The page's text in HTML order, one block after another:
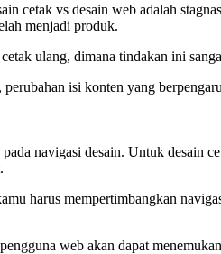
cetak vs desain web adalah
menjadi produk.
ulang, dimana tindakan ini
isi konten yang
navigasi desain. Untuk desain
harus mempertimbangkan
web akan dapat